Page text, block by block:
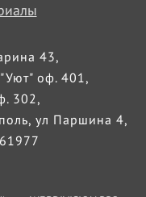
43,
оф. 401,
302,
ул Паршина 4,